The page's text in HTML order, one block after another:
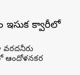
ఇసుక క్వారీలో
ఆందోళనకర